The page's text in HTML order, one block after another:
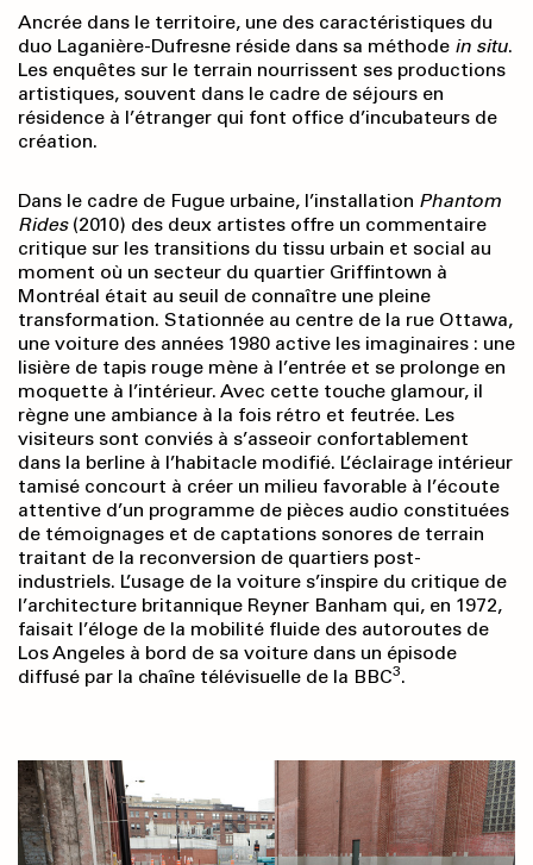
Ancrée dans le territoire, une des caractéristiques du
duo Laganière-Dufresne réside dans sa méthode in situ.
Les enquêtes sur le terrain nourrissent ses productions
artistiques, souvent dans le cadre de séjours en
résidence à l’étranger qui font office d’incubateurs de
création.
Dans le cadre de Fugue urbaine, l’installation Phantom
Rides(2010) des deux artistes offre un commentaire
critique sur les transitions du tissu urbain et social au
moment où un secteur du quartier Griffintown à
Montréal était au seuil de connaître une pleine
transformation. Stationnée au centre de la rue Ottawa,
une voiture des années 1980 active les imaginaires : une
lisière de tapis rouge mène à l’entrée et se prolonge en
moquette à l’intérieur. Avec cette touche glamour, il
règne une ambiance à la fois rétro et feutrée. Les
visiteurs sont conviés à s’asseoir confortablement
dans la berline à l’habitacle modifié. L’éclairage intérieur
tamisé concourt à créer un milieu favorable à l’écoute
attentive d’un programme de pièces audio constituées
de témoignages et de captations sonores de terrain
traitant de la reconversion de quartiers post-
industriels. L’usage de la voiture s’inspire du critique de
l’architecture britannique Reyner Banham qui, en 1972,
faisait l’éloge de la mobilité fluide des autoroutes de
Los Angeles à bord de sa voiture dans un épisode
diffusé par la chaîne télévisuelle de la BBC3.